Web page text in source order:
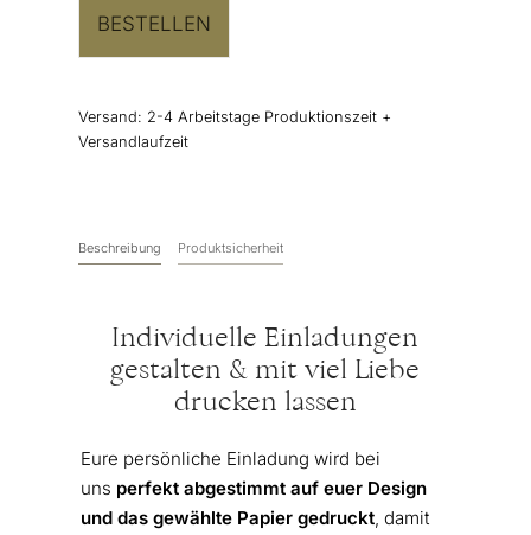
BESTELLEN
Versand: 2-4 Arbeitstage Produktionszeit +
Versandlaufzeit
Beschreibung Produktsicherheit
Individuelle Einladungen
gestalten & mit viel Liebe
drucken lassen
Eure persönliche Einladung wird bei
uns perfekt abgestimmt auf euer Design
und das gewählte Papier gedruckt, damit